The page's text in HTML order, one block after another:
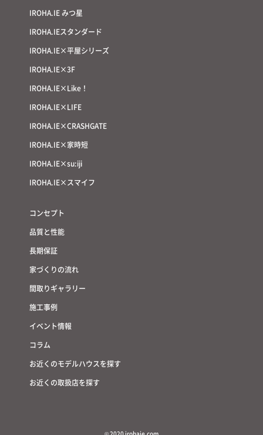
IROHA.IE みつ星
IROHA.IEスタンダード
IROHA.IE×平屋シリーズ
IROHA.IE×3F
IROHA.IE×Like！
IROHA.IE×LIFE
IROHA.IE×CRASHGATE
IROHA.IE×家時短
IROHA.IE×su:iji
IROHA.IE×スマイフ
コンセプト
品質と性能
長期保証
家づくりの流れ
間取りギャラリー
施工事例
イベント情報
コラム
お近くのモデルハウスを探す
お近くの取扱店を探す